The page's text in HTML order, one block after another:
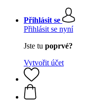
Přihlásit se
Přihlásit se nyní
Jste tu poprvé?
Vytvořit účet